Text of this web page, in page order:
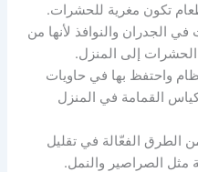
تكون مغرية للحشرات.
الجدران والنوافذ لأنها من
إلى المنزل.
واحتفظ بها في حاويات
القمامة في المنزل
الطرق الفعّالة في تقليل
مثل الصراصير والنمل.